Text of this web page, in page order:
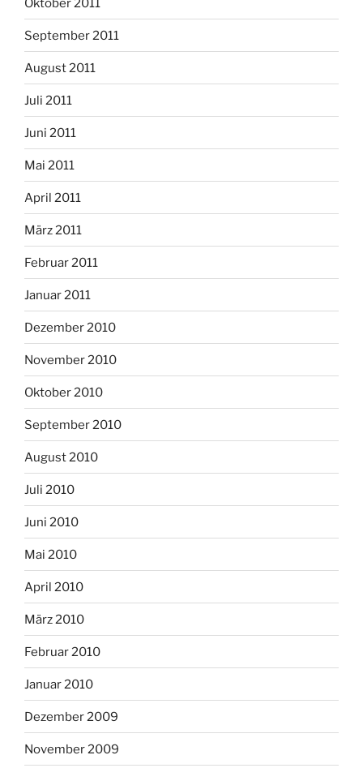
Oktober 2011
September 2011
August 2011
Juli 2011
Juni 2011
Mai 2011
April 2011
März 2011
Februar 2011
Januar 2011
Dezember 2010
November 2010
Oktober 2010
September 2010
August 2010
Juli 2010
Juni 2010
Mai 2010
April 2010
März 2010
Februar 2010
Januar 2010
Dezember 2009
November 2009